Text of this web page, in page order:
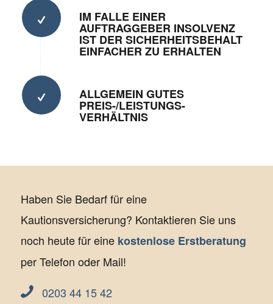
IM FALLE EINER
AUFTRAGGEBER INSOLVENZ
IST DER SICHERHEITSBEHALT
EINFACHER ZU ERHALTEN
ALLGEMEIN GUTES
PREIS-/LEISTUNGS-
VERHÄLTNIS
Haben Sie Bedarf für eine
Kautionsversicherung? Kontaktieren Sie uns
noch heute für eine kostenlose Erstberatung
per Telefon oder Mail!
0203 44 15 42